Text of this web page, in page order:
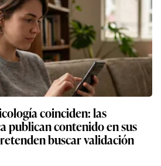
coinciden: las
publican contenido en sus
buscar validación